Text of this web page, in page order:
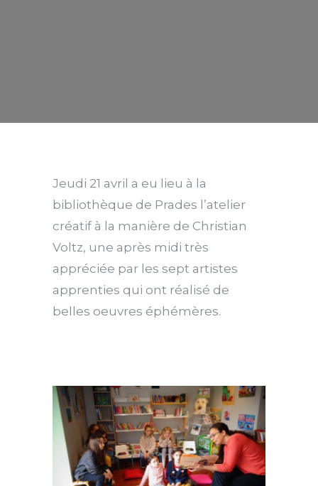
Jeudi 21 avril a eu lieu à la
bibliothèque de Prades l’atelier
créatif à la manière de Christian
Voltz, une après midi très
appréciée par les sept artistes
apprenties qui ont réalisé de
belles oeuvres éphémères.